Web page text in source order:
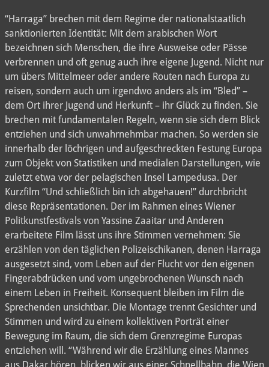
“Harraga” brechen mit dem Regime der nationalstaatlich
sanktionierten Identität: Mit dem arabischen Wort
bezeichnen sich Menschen, die ihre Ausweise oder Pässe
verbrennen und oft genug auch ihre eigene Jugend. Nicht nur
um übers Mittelmeer oder andere Routen nach Europa zu
reisen, sondern auch um irgendwo anders als im “Bled” –
dem Ort ihrer Jugend und Herkunft – ihr Glück zu finden. Sie
brechen mit fundamentalen Regeln, wenn sie sich dem Blick
entziehen und sich unwahrnehmbar machen. So werden sie
innerhalb der löchrigen und aufgeschreckten Festung Europa
zum Objekt von Statistiken und medialen Darstellungen, wie
zuletzt etwa vor der pelagischen Insel Lampedusa. Der
Kurzfilm “Und schließlich bin ich abgehauen!” durchbricht
diese Repräsentationen. Der im Rahmen eines Wiener
Politkunstfestivals von Yassine Zaaitar und Anderen
erarbeitete Film lässt uns ihre Stimmen vernehmen: Sie
erzählen von den täglichen Polizeischikanen, denen Harraga
ausgesetzt sind, vom Leben auf der Flucht vor den eigenen
Fingerabdrücken und vom ungebrochenen Wunsch nach
einem Leben in Freiheit. Konsequent bleiben im Film die
Sprechenden unsichtbar. Die Montage trennt Gesichter und
Stimmen und wird zu einem kollektiven Porträt einer
Bewegung im Raum, die sich dem Grenzregime Europas
entziehen will. “Während wir die Erzählung eines Mannes
aus Dakar hören, blicken wir aus einer Schnellbahn, die Wien